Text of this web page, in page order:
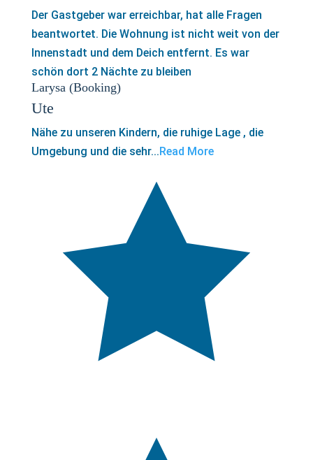
Der Gastgeber war erreichbar, hat alle Fragen
beantwortet. Die Wohnung ist nicht weit von der
Innenstadt und dem Deich entfernt. Es war
schön dort 2 Nächte zu bleiben
Larysa (Booking)
Ute
Nähe zu unseren Kindern, die ruhige Lage , die
Umgebung und die sehr...Read More